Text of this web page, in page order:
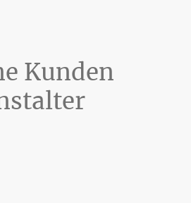
Kunden